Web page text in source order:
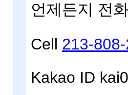
언제든지
전
Cell 213-
Kakao ID